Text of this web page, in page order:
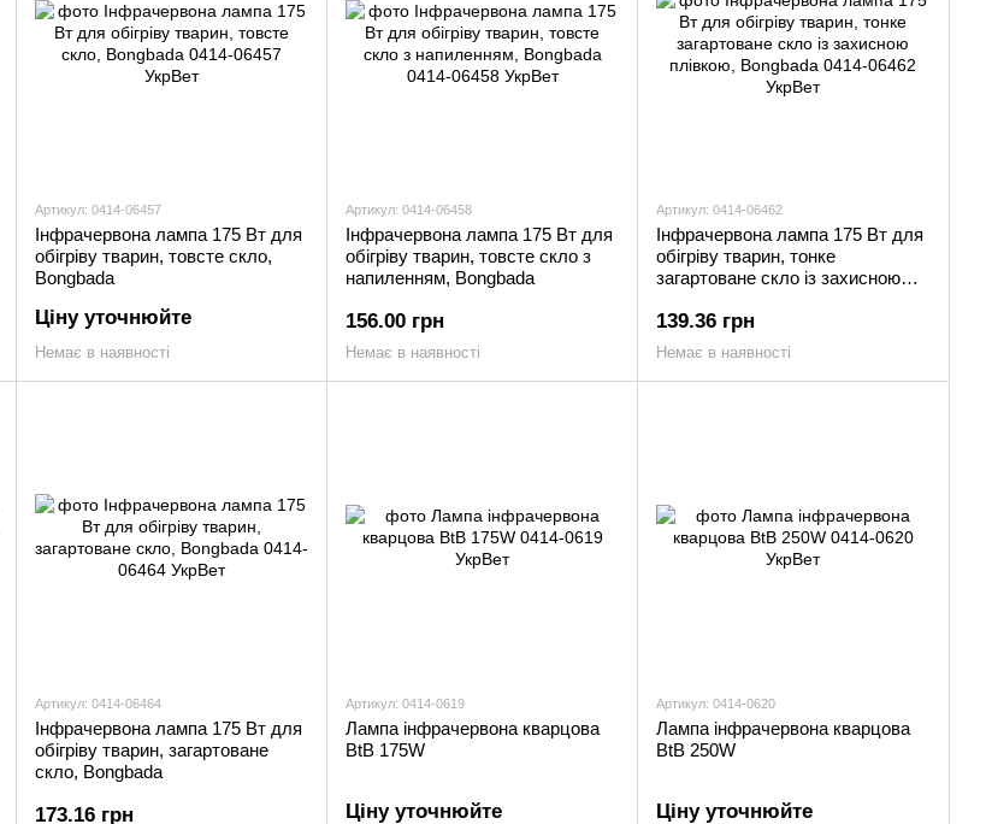
Артикул: 0414-06457
Інфрачервона лампа 175 Вт для
обігріву тварин, товсте скло,
Bongbada
Ціну уточнюйте
Немає в наявності
Артикул: 0414-06458
Інфрачервона лампа 175 Вт для
обігріву тварин, товсте скло з
напиленням, Bongbada
156.00 грн
Немає в наявності
Артикул: 0414-06462
Інфрачервона лампа 175 Вт для
обігріву тварин, тонке
загартоване скло із захисною
139.36 грн
Немає в наявності
Артикул: 0414-06464
Інфрачервона лампа 175 Вт для
обігріву тварин, загартоване
скло, Bongbada
173.16 грн
Артикул: 0414-0619
Лампа інфрачервона кварцова
BtB 175W
Ціну уточнюйте
Артикул: 0414-0620
Лампа інфрачервона кварцова
BtB 250W
Ціну уточнюйте